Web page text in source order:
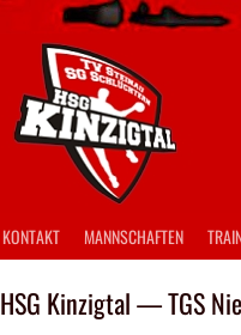
KONTAKT MANNSCHAFTEN
HSG Kinzigtal — TGS